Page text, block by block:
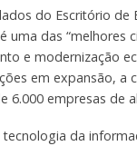
do Escritório de
uma das “melhores
e modernização
em expansão, a
6.000 empresas de
tecnologia da